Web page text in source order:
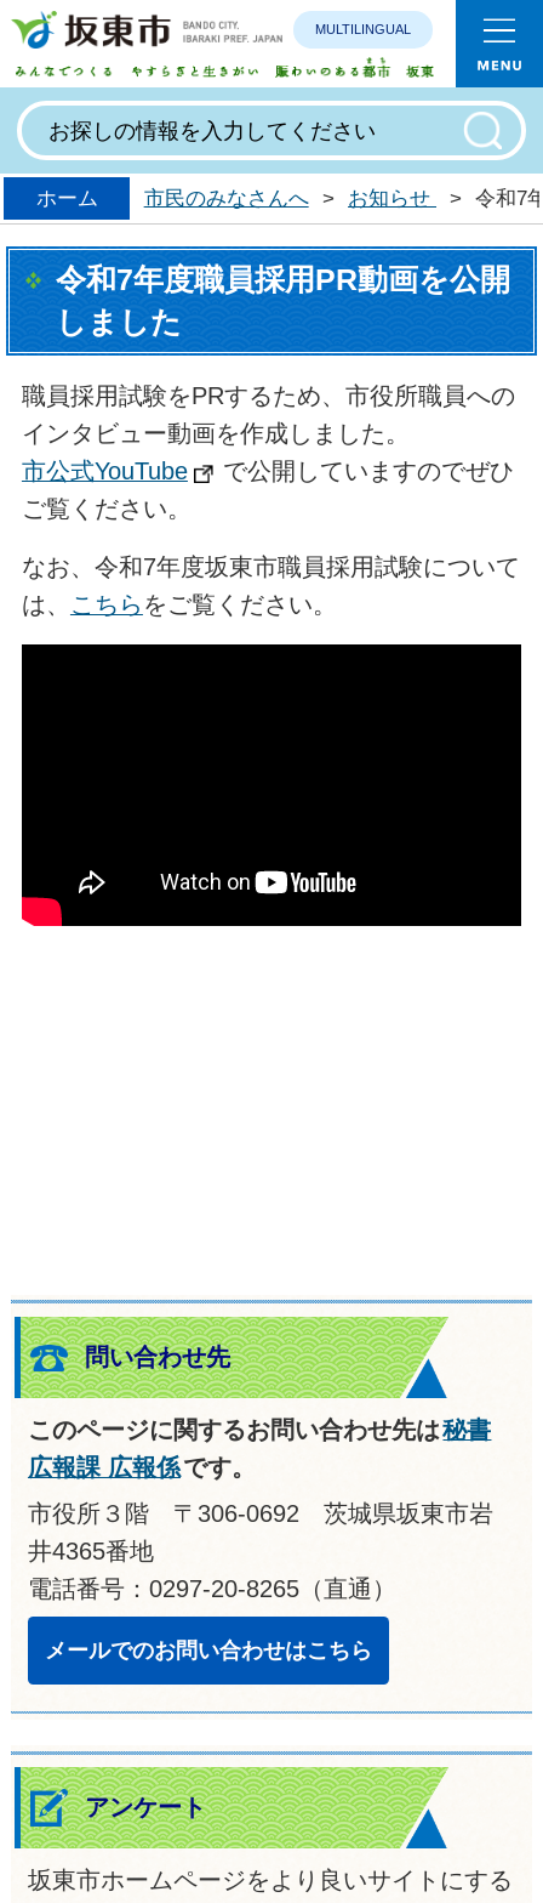
みんなで
MULTILINGUAL
ホーム 市民のみなさんへ > お知らせ > 令和7
令和7年度職員採用PR動画を公開
しました
職員採用試験をPRするため、市役所職員への
インタビュー動画を作成しました。
市公式YouTube
で公開していますのでぜひ
ご覧ください。
なお、令和7年度坂東市職員採用試験について
は、 こちら をご覧ください。
問い合わせ先
このページに関するお問い合わせ先は秘書
広報課 広報係です。
市役所３階 〒306-0692 茨城県坂東市岩
井4365番地
電話番号：0297-20-8265（直通）
メールでのお問い合わせはこちら
アンケート
坂東市ホームページをより良いサイトにする